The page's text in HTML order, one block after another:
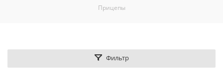
Прицепы
Фильтр